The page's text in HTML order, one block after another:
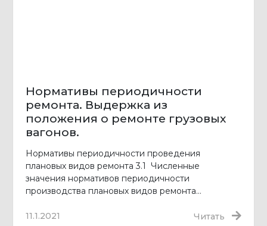
Нормативы периодичности
ремонта. Выдержка из
положения о ремонте грузовых
вагонов.
Нормативы периодичности проведения
плановых видов ремонта 3.1 Численные
значения нормативов периодичности
производства плановых видов ремонта…
11.1.2021 Читать